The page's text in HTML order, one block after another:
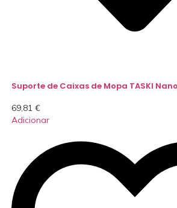
Suporte de Caixas de Mopa TASKI Nano
69,81 €
Adicionar